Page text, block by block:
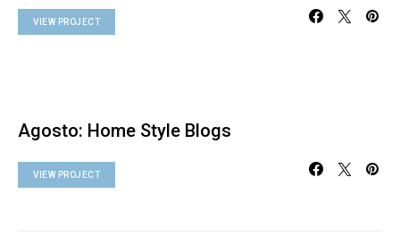
VIEW PROJECT
Agosto: Home Style Blogs
VIEW PROJECT